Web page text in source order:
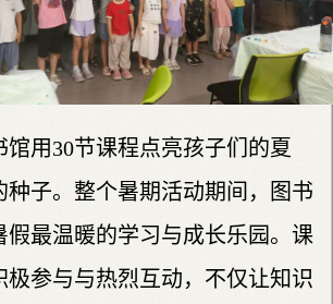
馆用30节课程点亮孩子们的夏
种子。整个暑期活动期间，图书
假最温暖的学习与成长乐园。课
极参与与热烈互动，不仅让知识